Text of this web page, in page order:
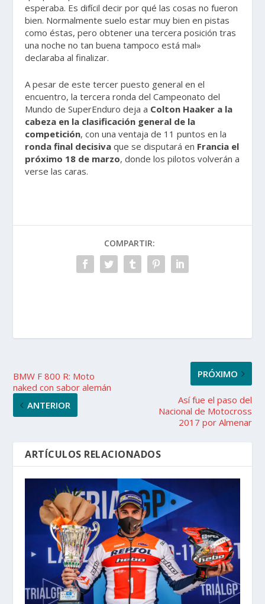
esperaba. Es difícil decir por qué las cosas no fueron
bien. Normalmente suelo estar muy bien en pistas
como éstas, pero obtener una tercera posición tras
una noche no tan buena tampoco está mal»
declaraba al finalizar.
A pesar de este tercer puesto general en el
encuentro, la tercera ronda del Campeonato del
Mundo de SuperEnduro deja a Colton Haaker a la
cabeza en la clasificación general de la
competición, con una ventaja de 11 puntos en la
ronda final decisiva que se disputará en Francia el
próximo 18 de marzo, donde los pilotos volverán a
verse las caras.
COMPARTIR:
BMW F 800 R: Moto
naked con sabor alemán
ANTERIOR
PRÓXIMO
Así fue el paso del
Nacional de Motocross
2017 por Almenar
ARTÍCULOS RELACIONADOS